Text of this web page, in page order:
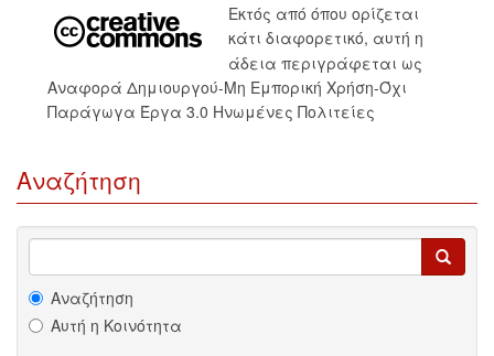
Εκτός από όπου ορίζεται
κάτι διαφορετικό, αυτή η
άδεια περιγράφεται ως
Αναφορά Δημιουργού-Μη Εμπορική Χρήση-Όχι
Παράγωγα Έργα 3.0 Ηνωμένες Πολιτείες
Αναζήτηση
Αναζήτηση
Αυτή η Κοινότητα